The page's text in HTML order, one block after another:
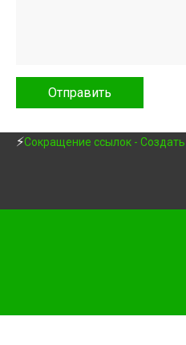
⚡Сокращение ссылок - Создать